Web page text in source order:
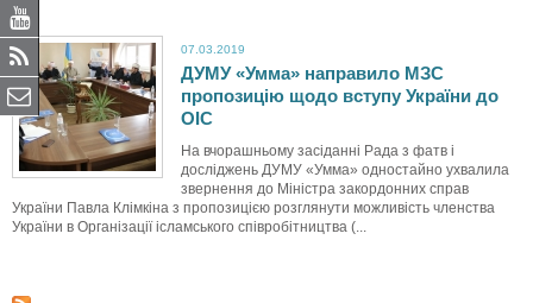
07.03.2019
ДУМУ «Умма» направило МЗС
пропозицію щодо вступу України до
ОІС
На вчорашньому засіданні Рада з фатв і
досліджень ДУМУ «Умма» одностайно ухвалила
звернення до Міністра закордонних справ
України Павла Клімкіна з пропозицією розглянути можливість членства
України в Організації ісламського співробітництва (...